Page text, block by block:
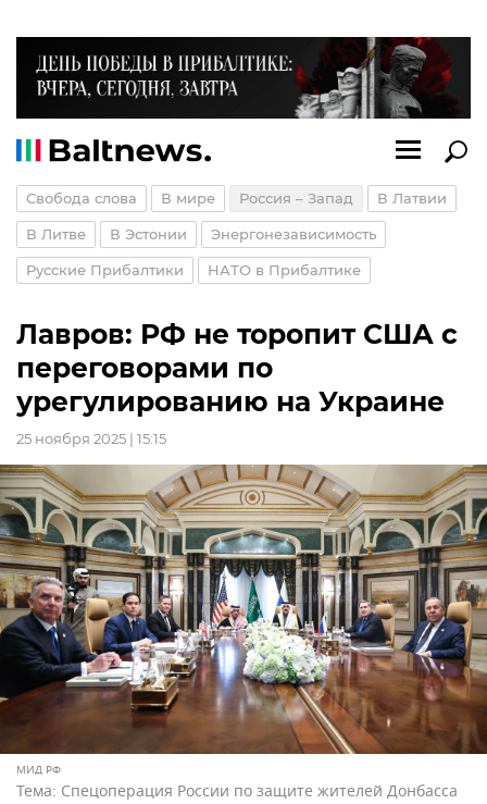
Свобода слова В мире Россия – Запад В Латвии
В Литве В Эстонии Энергонезависимость
Русские Прибалтики НАТО в Прибалтике
Лавров: РФ не торопит США с
переговорами по
урегулированию на Украине
25 ноября 2025 | 15:15
МИД РФ
Тема: Спецоперация России по защите жителей Донбасса